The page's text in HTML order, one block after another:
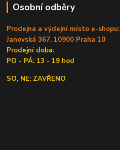
Osobní odběry
Prodejna a výdejní místo e-shopu:
Janovská 367, 10900 Praha 10
Prodejní doba:
PO - PÁ: 13 - 19 hod
SO, NE: ZAVŘENO